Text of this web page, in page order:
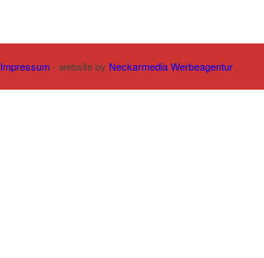
Impressum- website by Neckarmedia Werbeagentur